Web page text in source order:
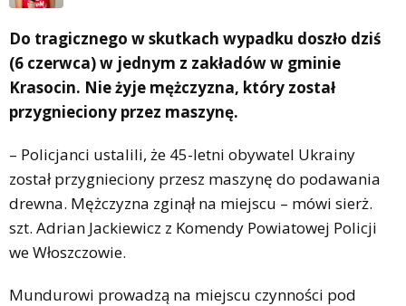
Do tragicznego w skutkach wypadku doszło dziś
(6 czerwca) w jednym z zakładów w gminie
Krasocin. Nie żyje mężczyzna, który został
przygnieciony przez maszynę.
– Policjanci ustalili, że 45-letni obywatel Ukrainy
został przygnieciony przesz maszynę do podawania
drewna. Mężczyzna zginął na miejscu – mówi sierż.
szt. Adrian Jackiewicz z Komendy Powiatowej Policji
we Włoszczowie.
Mundurowi prowadzą na miejscu czynności pod